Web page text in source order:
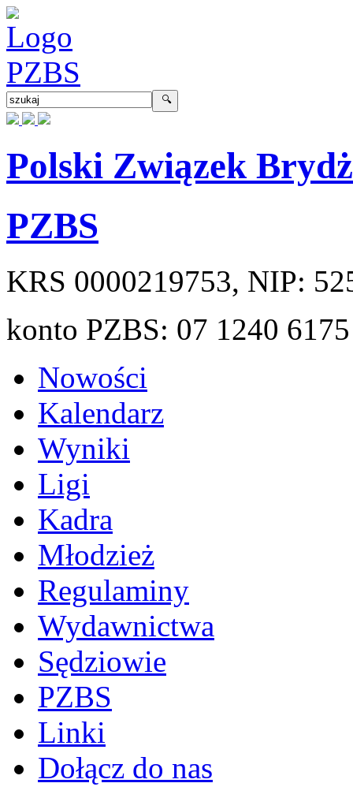
Polski Związek
PZBS
KRS 0000219753, NIP:
konto PZBS: 07 1240
Nowości
Kalendarz
Wyniki
Ligi
Kadra
Młodzież
Regulaminy
Wydawnictwa
Sędziowie
PZBS
Linki
Dołącz do nas